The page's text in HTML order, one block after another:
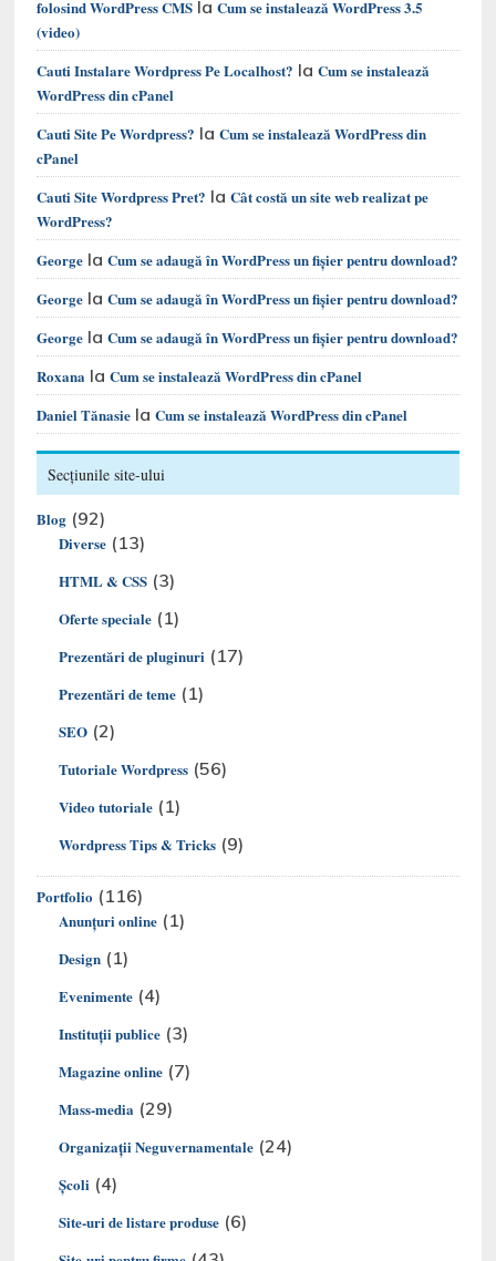
folosind WordPress CMS laCum se instalează WordPress 3.5
(video)
Cauti Instalare Wordpress Pe Localhost? laCum se instalează
WordPress din cPanel
Cauti Site Pe Wordpress? laCum se instalează WordPress din
cPanel
Cauti Site Wordpress Pret? laCât costă un site web realizat pe
WordPress?
George laCum se adaugă în WordPress un fișier pentru download?
George laCum se adaugă în WordPress un fișier pentru download?
George laCum se adaugă în WordPress un fișier pentru download?
Roxana laCum se instalează WordPress din cPanel
Daniel Tănasie laCum se instalează WordPress din cPanel
Secțiunile site-ului
Blog (92)
Diverse (13)
HTML & CSS (3)
Oferte speciale (1)
Prezentări de pluginuri (17)
Prezentări de teme (1)
SEO (2)
Tutoriale Wordpress (56)
Video tutoriale (1)
Wordpress Tips & Tricks (9)
Portfolio (116)
Anunțuri online (1)
Design (1)
Evenimente (4)
Instituții publice (3)
Magazine online (7)
Mass-media (29)
Organizaţii Neguvernamentale (24)
Şcoli (4)
Site-uri de listare produse (6)